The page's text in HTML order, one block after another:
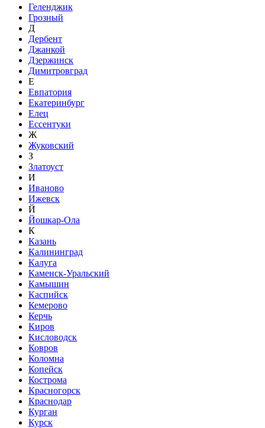
Геленджик
Грозный
Д
Дербент
Джанкой
Дзержинск
Димитровград
Е
Евпатория
Екатеринбург
Елец
Ессентуки
Ж
Жуковский
З
Златоуст
И
Иваново
Ижевск
Й
Йошкар-Ола
К
Казань
Калининград
Калуга
Каменск-Уральский
Камышин
Каспийск
Кемерово
Керчь
Киров
Кисловодск
Ковров
Коломна
Копейск
Кострома
Красногорск
Краснодар
Курган
Курск